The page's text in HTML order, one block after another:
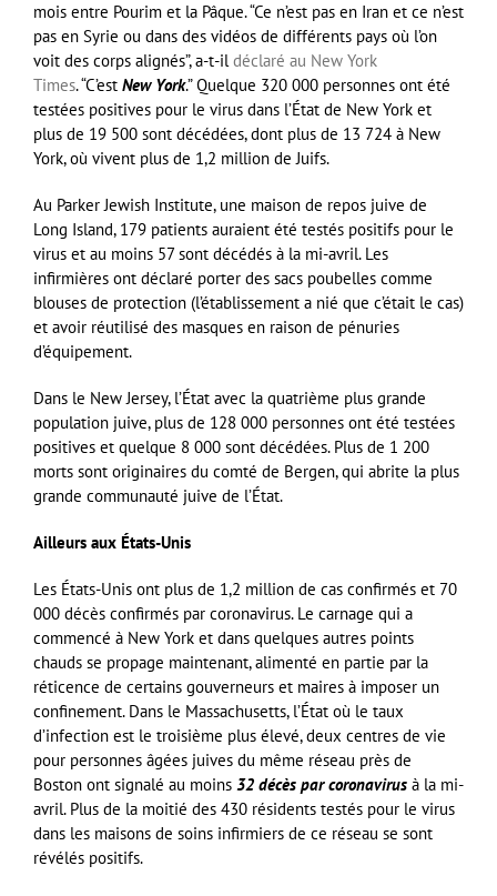
mois entre Pourim et la Pâque. “Ce n’est pas en Iran et ce n’est
pas en Syrie ou dans des vidéos de différents pays où l’on
voit des corps alignés”, a-t-ildéclaré au New York
Times. “C’est New York.” Quelque 320 000 personnes ont été
testées positives pour le virus dans l’État de New York et
plus de 19 500 sont décédées, dont plus de 13 724 à New
York, où vivent plus de 1,2 million de Juifs.
Au Parker Jewish Institute, une maison de repos juive de
Long Island, 179 patients auraient été testés positifs pour le
virus et au moins 57 sont décédés à la mi-avril. Les
infirmières ont déclaré porter des sacs poubelles comme
blouses de protection (l’établissement a nié que c’était le cas)
et avoir réutilisé des masques en raison de pénuries
d’équipement.
Dans le New Jersey, l’État avec la quatrième plus grande
population juive, plus de 128 000 personnes ont été testées
positives et quelque 8 000 sont décédées. Plus de 1 200
morts sont originaires du comté de Bergen, qui abrite la plus
grande communauté juive de l’État.
Ailleurs aux États-Unis
Les États-Unis ont plus de 1,2 million de cas confirmés et 70
000 décès confirmés par coronavirus. Le carnage qui a
commencé à New York et dans quelques autres points
chauds se propage maintenant, alimenté en partie par la
réticence de certains gouverneurs et maires à imposer un
confinement. Dans le Massachusetts, l’État où le taux
d’infection est le troisième plus élevé, deux centres de vie
pour personnes âgées juives du même réseau près de
Boston ont signalé au moins 32 décès par coronavirus à la mi-
avril. Plus de la moitié des 430 résidents testés pour le virus
dans les maisons de soins infirmiers de ce réseau se sont
révélés positifs.